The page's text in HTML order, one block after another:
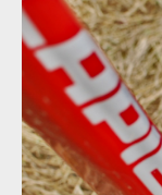
Karbonové vahadlo
Karbonové vahadlo